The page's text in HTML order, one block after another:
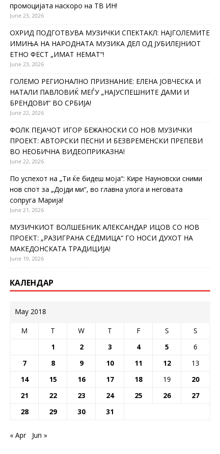
промоцијата наскоро на ТВ ИН!
June 23, 2026
ОХРИД ПОДГОТВУВА МУЗИЧКИ СПЕКТАКЛ: НАЈГОЛЕМИТЕ
ИМИЊА НА НАРОДНАТА МУЗИКА ДЕЛ ОД ЈУБИЛЕЈНИОТ
ЕТНО ФЕСТ „ИМАТ НЕМАТ“!
June 23, 2026
ГОЛЕМО РЕГИОНАЛНО ПРИЗНАНИЕ: ЕЛЕНА ЈОВЧЕСКА И
НАТАЛИ ПАВЛОВИЌ МЕЃУ „НАЈУСПЕШНИТЕ ДАМИ И
БРЕНДОВИ“ ВО СРБИЈА!
June 22, 2026
ФОЛК ПЕЈАЧОТ ИГОР БЕЖАНОСКИ СО НОВ МУЗИЧКИ
ПРОЕКТ: АВТОРСКИ ПЕСНИ И БЕЗВРЕМЕНСКИ ПРЕПЕВИ
ВО НЕОБИЧНА ВИДЕОПРИКАЗНА!
June 22, 2026
По успехот на „Ти ќе бидеш моја“: Кире Науновски сними
нов спот за „Дојди ми“, во главна улога и неговата
сопруга Марија!
June 21, 2026
МУЗИЧКИОТ ВОЛШЕБНИК АЛЕКСАНДАР ИЦОВ СО НОВ
ПРОЕКТ: „РАЗИГРАНА СЕДМИЦА“ ГО НОСИ ДУХОТ НА
МАКЕДОНСКАТА ТРАДИЦИЈА!
June 19, 2026
КАЛЕНДАР
May 2018
M T W T F S
S
1
2 3 4 5
6
7
8 9 10 11 12
13
14
15 16 17 18 19
20
21
22 23 24 25 26
27
28
29 30 31
« Apr Jun »